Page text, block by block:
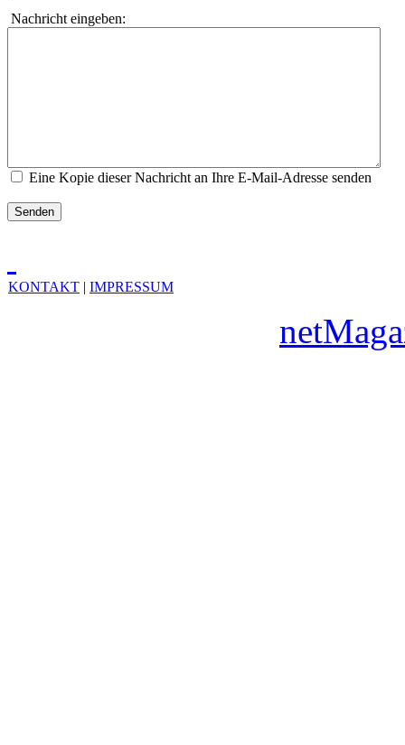
Nachricht eingeben:
Eine Kopie dieser Nachricht an Ihre E-Mail-Adresse senden
Senden
KONTAKT | IMPRESSUM